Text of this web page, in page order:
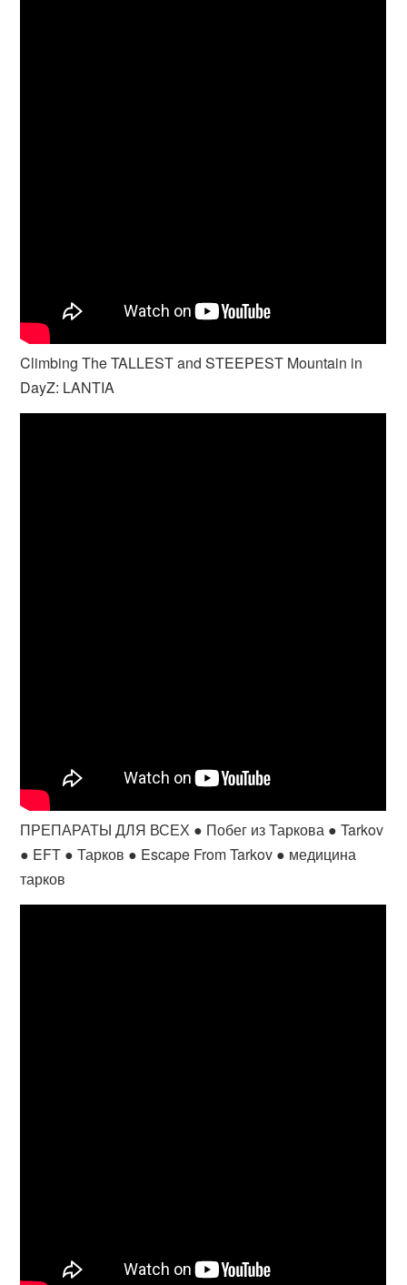
Climbing The TALLEST and STEEPEST Mountain in
DayZ: LANTIA
ПРЕПАРАТЫ ДЛЯ ВСЕХ ● Побег из Таркова ● Tarkov
● EFT ● Тарков ● Escape From Tarkov ● медицина
тарков